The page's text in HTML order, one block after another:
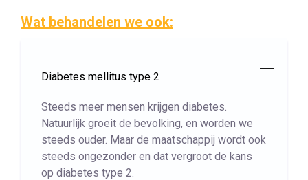
Wat behandelen we ook:
Diabetes mellitus type 2
Steeds meer mensen krijgen diabetes.
Natuurlijk groeit de bevolking, en worden we
steeds ouder. Maar de maatschappij wordt ook
steeds ongezonder en dat vergroot de kans
op diabetes type 2.